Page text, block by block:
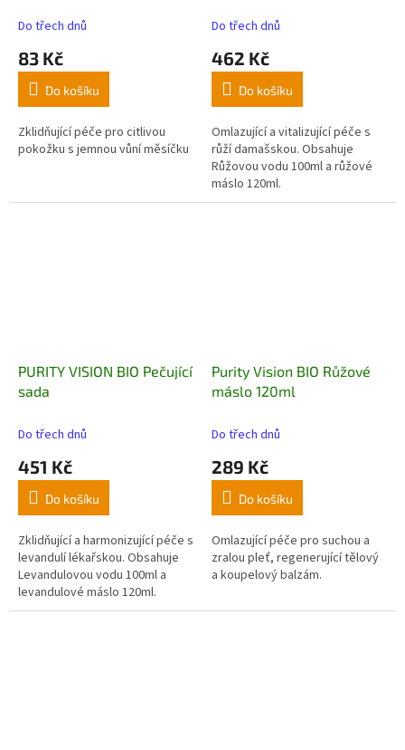
Do třech dnů
83 Kč
Do košíku
Zklidňující péče pro citlivou
pokožku s jemnou vůní měsíčku
Do třech dnů
462 Kč
Do košíku
Omlazující a vitalizující péče s
růží damašskou. Obsahuje
Růžovou vodu 100ml a růžové
máslo 120ml.
PURITY VISION BIO Pečující
sada
Do třech dnů
451 Kč
Do košíku
Zklidňující a harmonizující péče s
levandulí lékařskou. Obsahuje
Levandulovou vodu 100ml a
levandulové máslo 120ml.
Purity Vision BIO Růžové
máslo 120ml
Do třech dnů
289 Kč
Do košíku
Omlazující péče pro suchou a
zralou pleť, regenerující tělový
a koupelový balzám.